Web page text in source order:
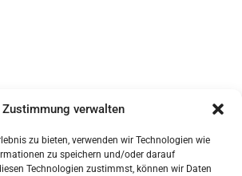
Zustimmung verwalten
zu bieten, verwenden wir Technologien wie
zu speichern und/oder darauf
Technologien zustimmst, können wir Daten